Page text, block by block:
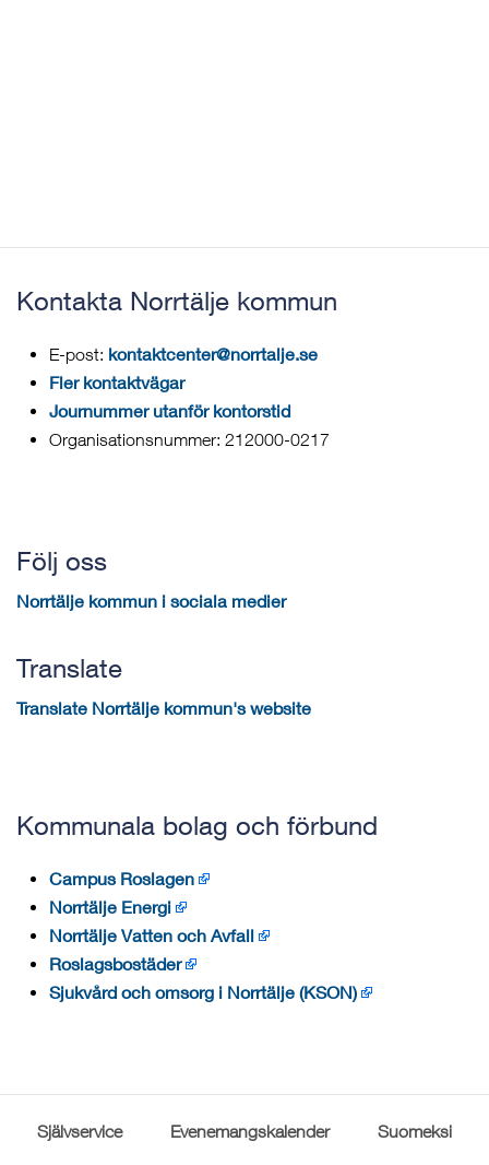
Kontakta Norrtälje kommun
E-post: kontaktcenter@norrtalje.se
Fler kontaktvägar
Journummer utanför kontorstid
Organisationsnummer: 212000-0217
Följ oss
Norrtälje kommun i sociala medier
Translate
Translate Norrtälje kommun's website
Kommunala bolag och förbund
Campus Roslagen
Norrtälje Energi
Norrtälje Vatten och Avfall
Roslagsbostäder
Sjukvård och omsorg i Norrtälje (KSON)
Självservice Evenemangskalender Suomeksi